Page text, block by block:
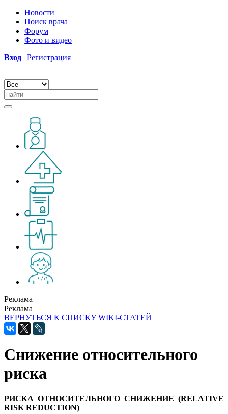
Новости
Поиск врача
Форум
Фото и видео
Вход | Регистрация
Реклама
Реклама
ВЕРНУТЬСЯ К СПИСКУ WIKI-СТАТЕЙ
Снижение относительного
риска
РИСКА ОТНОСИТЕЛЬНОГО СНИЖЕНИЕ (RELATIVE
RISK REDUCTION)